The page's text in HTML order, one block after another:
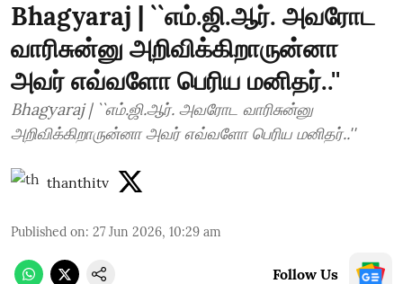
Bhagyaraj | ``எம்.ஜி.ஆர். அவரோட
வாரிசுன்னு அறிவிக்கிறாருன்னா
அவர் எவ்வளோ பெரிய மனிதர்..''
Bhagyaraj | ``எம்.ஜி.ஆர். அவரோட வாரிசுன்னு
அறிவிக்கிறாருன்னா அவர் எவ்வளோ பெரிய மனிதர்..''
thanthitv
Published on: 27 Jun 2026, 10:29 am
Follow Us